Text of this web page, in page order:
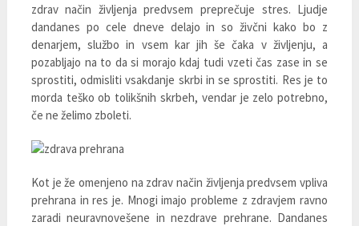
zdrav način življenja predvsem preprečuje stres. Ljudje
dandanes po cele dneve delajo in so živčni kako bo z
denarjem, službo in vsem kar jih še čaka v življenju, a
pozabljajo na to da si morajo kdaj tudi vzeti čas zase in se
sprostiti, odmisliti vsakdanje skrbi in se sprostiti. Res je to
morda teško ob tolikšnih skrbeh, vendar je zelo potrebno,
če ne želimo zboleti.
Kot je že omenjeno na zdrav način življenja predvsem vpliva
prehrana in res je. Mnogi imajo probleme z zdravjem ravno
zaradi neuravnovešene in nezdrave prehrane. Dandanes